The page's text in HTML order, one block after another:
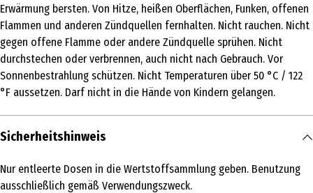
pflegend|festigend
Haartyp
feines Haar
Inhaltsstoffe
COPOLYMER, AMINOMETHYL PROPANOL, PARFUM, ISOPROPYL
Anwendungshinweis
Erwärmung bersten. Von Hitze, heißen Oberflächen, Funken, offenen
Flammen und anderen Zündquellen fernhalten. Nicht rauchen. Nicht
gegen offene Flamme oder andere Zündquelle sprühen. Nicht
durchstechen oder verbrennen, auch nicht nach Gebrauch. Vor
Sonnenbestrahlung schützen. Nicht Temperaturen über 50 °C / 122
°F aussetzen. Darf nicht in die Hände von Kindern gelangen.
Sicherheitshinweis
Nur entleerte Dosen in die Wertstoffsammlung geben. Benutzung
ausschließlich gemäß Verwendungszweck.